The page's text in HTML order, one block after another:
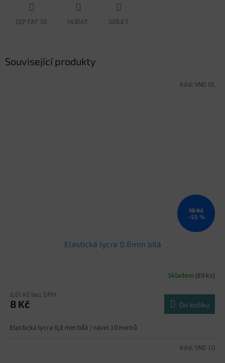
ZEPTAT SE HLÍDAT SDÍLET
Související produkty
18 Kč
–55 %
Elastická lycra 0.8mm bílá
Skladem (89 ks)
6,61 Kč bez DPH
8 Kč Do košíku
Elastická lycra 0,8 mm bílá / návin 10 metrů
Kód: VND 01
Kód: VND 10